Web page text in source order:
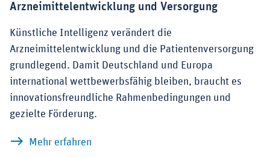
Arzneimittelentwicklung und Versorgung
Künstliche Intelligenz verändert die
Arzneimittelentwicklung und die Patientenversorgung
grundlegend. Damit Deutschland und Europa
international wettbewerbsfähig bleiben, braucht es
innovationsfreundliche Rahmenbedingungen und
gezielte Förderung.
Mehr erfahren